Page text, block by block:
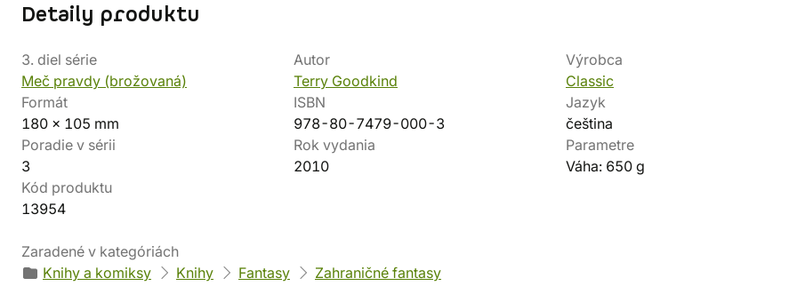
Detaily produktu
3. diel série
Meč pravdy (brožovaná)
Autor
Terry Goodkind
Výrobca
Classic
Formát
180 x 105 mm
ISBN
978-80-7479-000-3
Jazyk
čeština
Poradie v sérii
3
Rok vydania
2010
Parametre
Váha: 650 g
Kód produktu
13954
Zaradené v kategóriách
Knihy a komiksy
Knihy Fantasy Zahraničné fantasy